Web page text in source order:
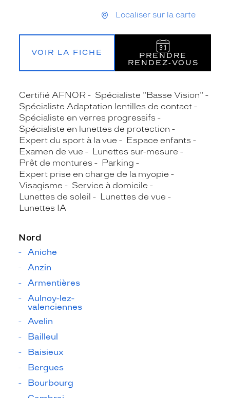
Localiser sur la carte
VOIR LA FICHE
PRENDRE
RENDEZ‑VOUS
Certifié AFNOR
Spécialiste "Basse Vision"
Spécialiste Adaptation lentilles de contact
Spécialiste en verres progressifs
Spécialiste en lunettes de protection
Expert du sport à la vue
Espace enfants
Examen de vue
Lunettes sur-mesure
Prêt de montures
Parking
Expert prise en charge de la myopie
Visagisme
Service à domicile
Lunettes de soleil
Lunettes de vue
Lunettes IA
Nord
Aniche
Anzin
Armentières
Aulnoy-lez-
valenciennes
Avelin
Bailleul
Baisieux
Bergues
Bourbourg